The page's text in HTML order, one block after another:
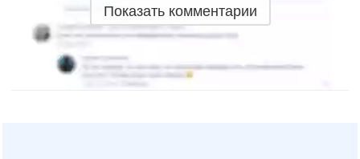
Показать комментарии